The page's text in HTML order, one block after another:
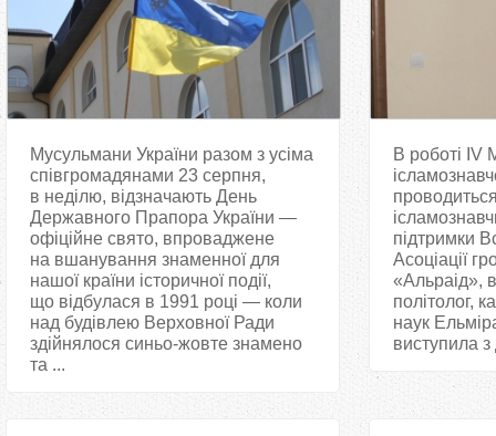
Мусульмани України разом з усіма
співгромадянами 23 серпня,
в неділю, відзначають День
Державного Прапора України —
офіційне свято, впроваджене
на вшанування знаменної для
нашої країни історичної події,
що відбулася в 1991 році — коли
над будівлею Верховної Ради
здійнялося синьо-жовте знамено
та ...
В роботі IV
підтримки
Асоціації
«Альраід»,
політолог,
наук
виступила